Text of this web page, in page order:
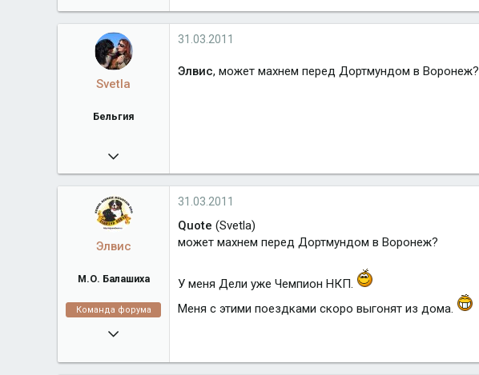
8 123
воронеж
Svetla
Бельгия
07.07.2008
22 871
Город
Бельгия
31.03.2011
Элвис, может махнем перед Дортмундом в Воронеж?
Элвис
М.О. Балашиха
Команда форума
16.02.2008
31.03.2011
Quote (Svetla)
может махнем перед Дортмундом в Воронеж?
У меня Дели уже Чемпион НКП.
Меня с этими поездками скоро выгонят из дома.